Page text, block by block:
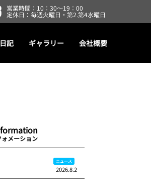
営業時間：10：30～19：00
定休日：毎週火曜日・第2.第4水曜日
記 ギャラリー 会社概要
メーション
ニュース
2026.8.2